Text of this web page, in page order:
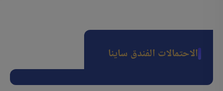
الاحتمالات الفندق ساینا